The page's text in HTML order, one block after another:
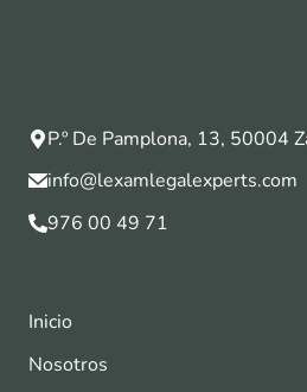
P.º De Pamplona, 13, 50004
info@lexamlegalexperts.com
976 00 49 71
Inicio
Nosotros